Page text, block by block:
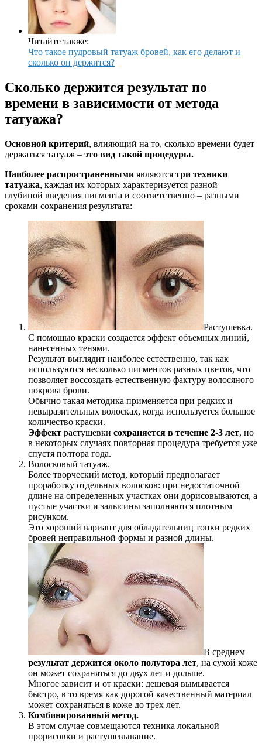
Читайте также:
Что такое пудровый татуаж бровей, как его делают и
сколько он держится?
Сколько держится результат по
времени в зависимости от метода
татуажа?
Основной критерий, влияющий на то, сколько времени будет
держаться татуаж – это вид такой процедуры.
Наиболее распространенными являются три техники
татуажа, каждая их которых характеризуется разной
глубиной введения пигмента и соответственно – разными
сроками сохранения результата:
Растушевка.
С помощью краски создается эффект объемных линий,
нанесенных тенями.
Результат выглядит наиболее естественно, так как
используются несколько пигментов разных цветов, что
позволяет воссоздать естественную фактуру волосяного
покрова брови.
Обычно такая методика применяется при редких и
невыразительных волосках, когда используется большое
количество краски.
Эффект растушевки сохраняется в течение 2-3 лет, но
в некоторых случаях повторная процедура требуется уже
спустя полтора года.
Волосковый татуаж.
Более творческий метод, который предполагает
проработку отдельных волосков: при недостаточной
длине на определенных участках они дорисовываются, а
пустые участки и залысины заполняются плотным
рисунком.
Это хороший вариант для обладательниц тонки редких
бровей неправильной формы и разной длины.
В среднем
результат держится около полутора лет, на сухой коже
он может сохраняться до двух лет и дольше.
Многое зависит и от краски: дешевая вымывается
быстро, в то время как дорогой качественный материал
может сохраняться в коже до трех лет.
Комбинированный метод.
В этом случае совмещаются техника локальной
прорисовки и растушевывание.